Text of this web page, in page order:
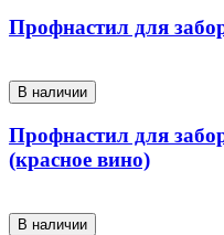
Профнастил для
В наличии
Профнастил для
(красное вино)
В наличии